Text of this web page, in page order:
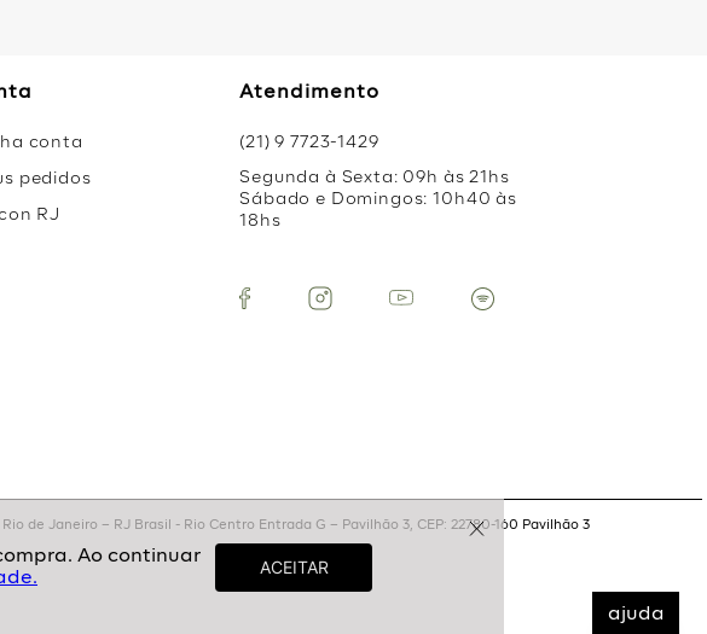
ajuda
conta
pedidos
RJ
Atendimento
(21) 9 7723-1429
Segunda à Sexta: 09h às 21hs
Sábado e Domingos: 10h40 às
18hs
de Janeiro – RJ Brasil - Rio Centro Entrada G – Pavilhão 3, CEP: 22780-160 Pavilhão 3